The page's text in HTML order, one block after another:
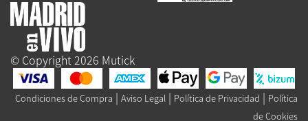
© Copyright 2026 Mutick
Condiciones de Compra | Aviso Legal | Política de Privacidad | Política
de Cookies